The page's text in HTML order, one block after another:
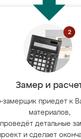
Замер и
замерщик приедет к
материалов,
проведёт детальные
и сделает